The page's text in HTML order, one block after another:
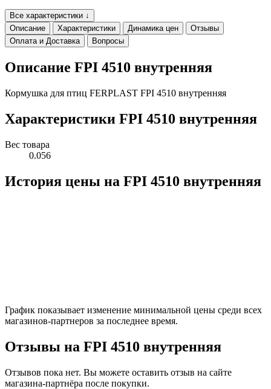
Все характеристики ↓
Описание
Характеристики Динамика цен
Отзывы
Оплата и Доставка
Вопросы
Описание FPI 4510 внутренняя
Кормушка для птиц FERPLAST FPI 4510 внутренняя
Характеристики FPI 4510 внутренняя
Вес товара
0.056
История цены на FPI 4510 внутренняя
График показывает изменение минимальной цены среди всех
магазинов-партнеров за последнее время.
Отзывы на FPI 4510 внутренняя
Отзывов пока нет. Вы можете оставить отзыв на сайте
магазина-партнёра после покупки.